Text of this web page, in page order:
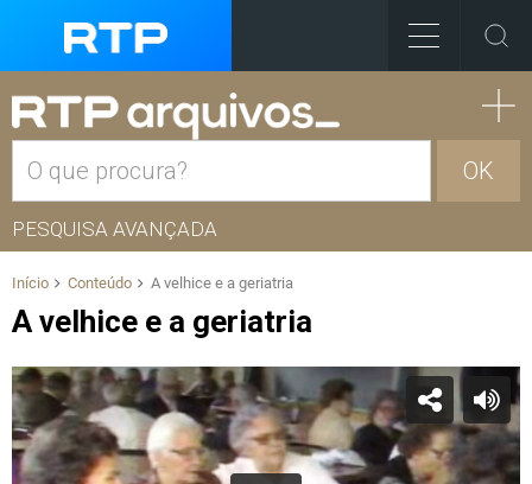
OK
PESQUISA AVANÇADA
Início Conteúdo A velhice e a geriatria
A velhice e a geriatria